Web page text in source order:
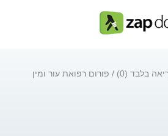
בלבד (0) פורום רפואת עור ומין